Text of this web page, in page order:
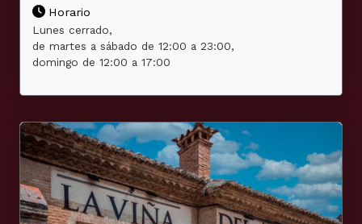
Horario
Lunes cerrado,
de martes a sábado de 12:00 a 23:00,
domingo de 12:00 a 17:00